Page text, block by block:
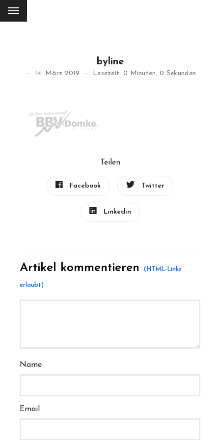
byline
14. März 2019 Lesezeit: 0 Minuten, 0 Sekunden
Teilen
Facebook Twitter
Linkedin
Artikel kommentieren
Name
Email